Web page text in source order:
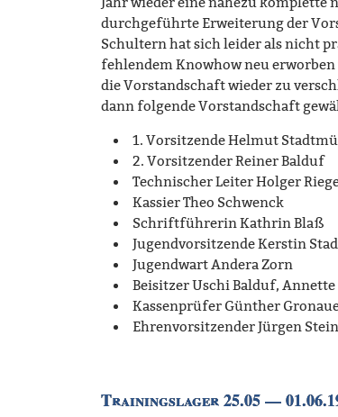
durchgeführte Erweiterung der
Schultern hat sich leider als nicht
fehlendem Knowhow neu
die Vorstandschaft wieder zu
dann folgende Vorstandschaft
1. Vorsitzende Helmut
2. Vorsitzender Reiner Balduf
Technischer Leiter Holger
Kassier Theo Schwenck
Schriftführerin Kathrin Blaß
Jugendvorsitzende Kerstin
Jugendwart Andera Zorn
Beisitzer Uschi Balduf, Annette
Kassenprüfer Günther
Ehrenvorsitzender Jürgen
Trainingslager 25.05 —